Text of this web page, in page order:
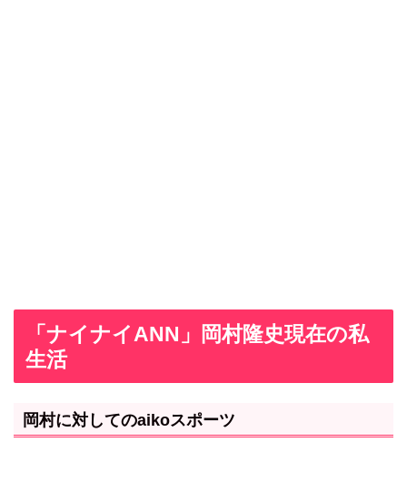
「ナイナイANN」岡村隆史現在の私
生活
岡村に対してのaikoスポーツ